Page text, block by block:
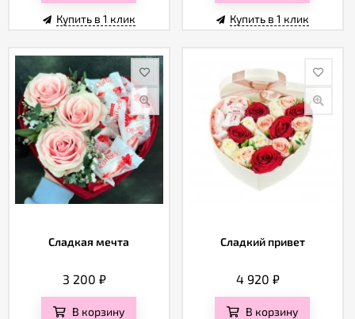
Купить в 1 клик Купить в 1 клик
Сладкая мечта
3 200 ₽
В корзину
Сладкий привет
4 920 ₽
В корзину